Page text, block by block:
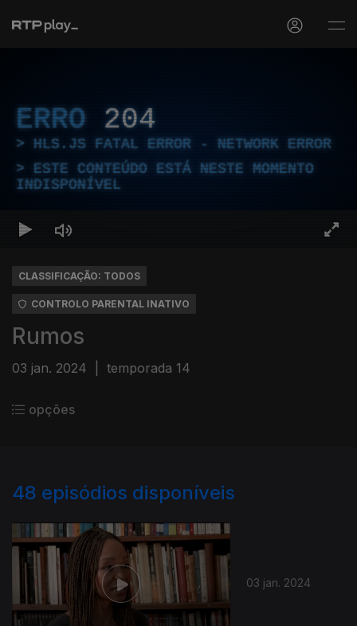
ERRO 204
HLS.JS FATAL ERROR - NETWORK ERROR
ESTE CONTEÚDO ESTÁ NESTE MOMENTO
INDISPONÍVEL
CLASSIFICAÇÃO: TODOS
CONTROLO PARENTAL INATIVO
Rumos
03 jan. 2024 temporada 14
opções
48 episódios disponíveis
03 jan. 2024